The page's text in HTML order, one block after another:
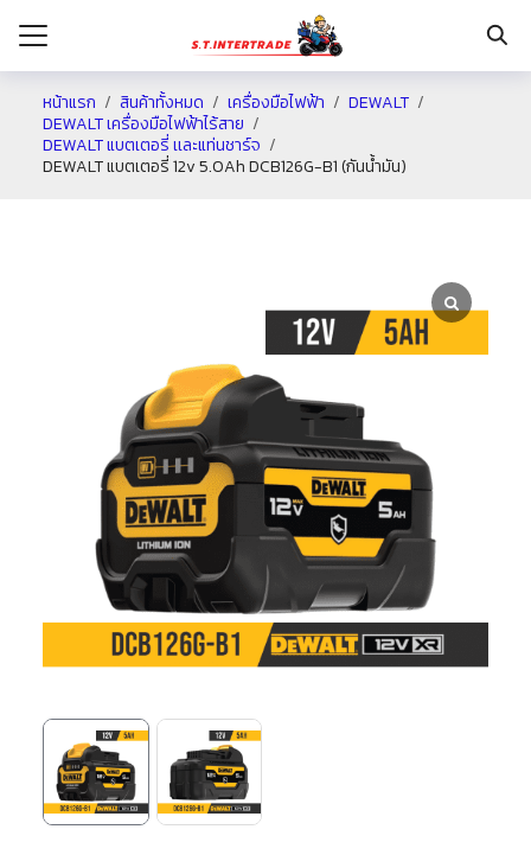
หน้าแรก สินค้าทั้งหมด เครื่องมือไฟฟ้า
DEWALT
DEWALT เครื่องมือไฟฟ้าไร้สาย
DEWALT แบตเตอรี่ เเละแท่นชาร์จ
DEWALT แบตเตอรี่ 12v 5.0Ah DCB126G-B1 (กันน้ำมัน)